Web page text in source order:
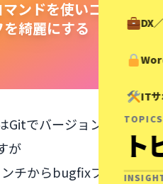
DX
IT
TOPICS
ト
ンドを使いコ
綺麗にする
Gitでバージョン
が
チからbugfixブ